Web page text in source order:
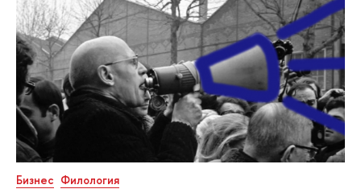
Бизнес Филология